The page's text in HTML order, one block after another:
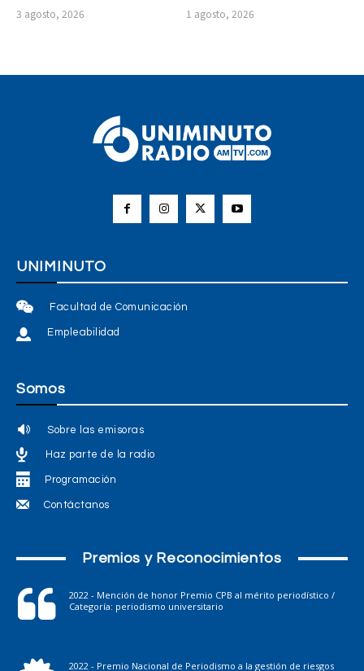
3 agosto, 2026 1 agosto, 2026
UNIMINUTO
Facultad de Comunicación
Empleabilidad
Somos
Sobre las emisoras
Haz parte de la radio
Programación
Contáctanos
Premios y Reconocimientos
2022 - Mención de honor Premio CPB al mérito periodístico /
Categoría: periodismo universitario
2022 - Premio Nacional de Periodismo a la gestión de riesgos